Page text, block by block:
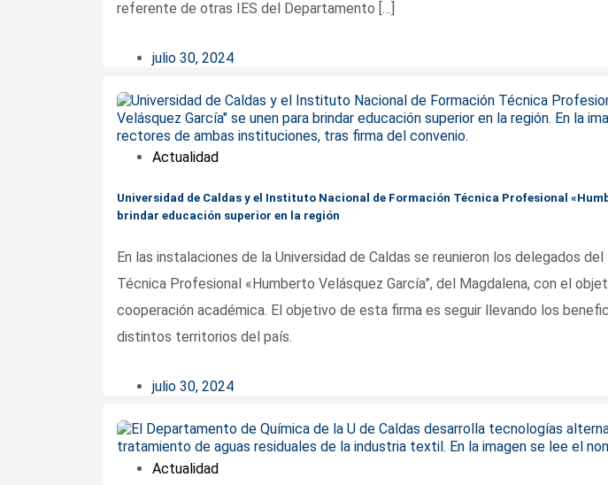
referente de otras IES del Departamento […]
julio 30, 2024
Actualidad
Universidad de Caldas y el Instituto Nacional de Formación Técnica Profesional
brindar educación superior en la región
En las instalaciones de la Universidad de Caldas se reunieron los delegados
Técnica Profesional «Humberto Velásquez García”, del Magdalena, con el
cooperación académica. El objetivo de esta firma es seguir llevando los
distintos territorios del país.
julio 30, 2024
Actualidad